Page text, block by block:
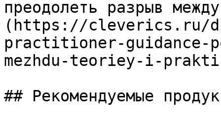
преодолеть разрыв
(https://
practitioner-guidance-
mezhdu-teoriey-i-
## Рекомендуемые